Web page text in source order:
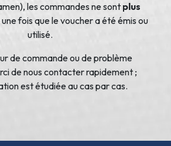
les commandes ne sont plus
une fois que le voucher a été émis ou
utilisé.
de commande ou de problème
de nous contacter rapidement ;
est étudiée au cas par cas.